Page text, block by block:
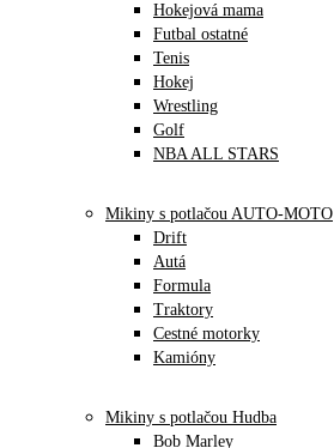
Hokejová mama
Futbal ostatné
Tenis
Hokej
Wrestling
Golf
NBA ALL STARS
Mikiny s potlačou AUTO-MOTO
Drift
Autá
Formula
Traktory
Cestné motorky
Kamióny
Mikiny s potlačou Hudba
Bob Marley